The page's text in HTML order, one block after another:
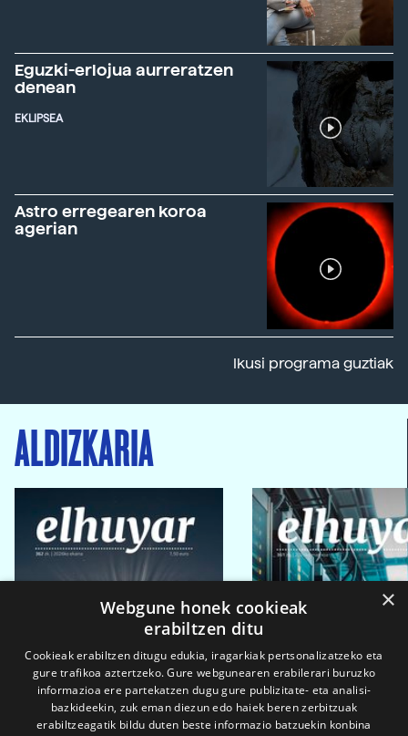
Eguzki-erlojua aurreratzen
denean
EKLIPSEA
Astro erregearen koroa
agerian
Ikusi programa guztiak
ALDIZKARIA
×
Webgune honek cookieak
erabiltzen ditu
Cookieak erabiltzen ditugu edukia, iragarkiak pertsonalizatzeko eta
gure trafikoa aztertzeko. Gure webgunearen erabilerari buruzko
informazioa ere partekatzen dugu gure publizitate- eta analisi-
bazkideekin, zuk eman diezun edo haiek beren zerbitzuak
erabiltzeagatik bildu duten beste informazio batzuekin konbina